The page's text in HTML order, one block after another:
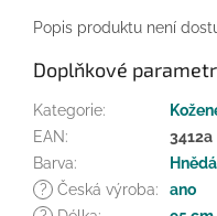
Popis produktu není
Doplňkové
Kategorie:
EAN:
3412a
Barva:
Hnědá
?
Česká výroba:
ano